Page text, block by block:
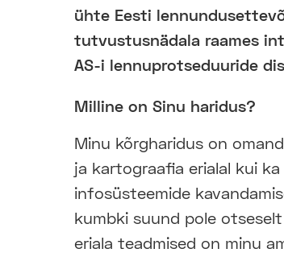
ühte Eesti
tutvustusnädala raames
AS-i lennuprotseduuride
Milline on Sinu haridus?
Minu kõrgharidus on
ja kartograafia erialal kui
infosüsteemide
kumbki suund pole
eriala teadmised on minu